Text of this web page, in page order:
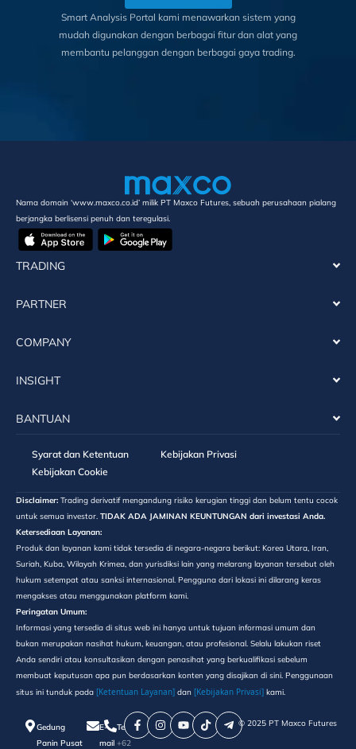
Smart Analysis Portal kami menawarkan sistem yang
mudah digunakan dengan berbagai fitur dan alat yang
membantu pelanggan dengan berbagai gaya trading.
Nama domain ‘www.maxco.co.id’ milik PT Maxco Futures, sebuah perusahaan pialang
berjangka berlisensi penuh dan teregulasi.
TRADING
PARTNER
COMPANY
INSIGHT
BANTUAN
Syarat dan Ketentuan
Kebijakan Privasi
Kebijakan Cookie
Disclaimer: Trading derivatif mengandung risiko kerugian tinggi dan belum tentu cocok
untuk semua investor. TIDAK ADA JAMINAN KEUNTUNGAN dari investasi Anda.
Ketersediaan Layanan:
Produk dan layanan kami tidak tersedia di negara-negara berikut: Korea Utara, Iran,
Suriah, Kuba, Wilayah Krimea, dan yurisdiksi lain yang melarang layanan tersebut oleh
hukum setempat atau sanksi internasional. Pengguna dari lokasi ini dilarang keras
mengakses atau menggunakan platform kami.
Peringatan Umum:
Informasi yang tersedia di situs web ini hanya untuk tujuan informasi umum dan
bukan merupakan nasihat hukum, keuangan, atau profesional. Selalu lakukan riset
Anda sendiri atau konsultasikan dengan penasihat yang berkualifikasi sebelum
membuat keputusan apa pun berdasarkan konten yang disajikan di sini. Penggunaan
situs ini tunduk pada [Ketentuan Layanan] dan [Kebijakan Privasi] kami.
Gedung
Panin Pusat
E-
mail
Telepon
+62
©️ 2025 PT Maxco Futures